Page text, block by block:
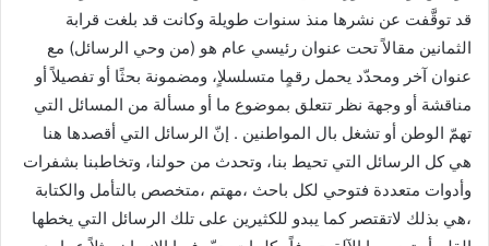
قد توقَّفت عن نشرها منذ سنوات طويلة وكانت قد بلغت قرابة
الثمانين مقالاً تحت عنوان رئيسي عام هو (من وحي الرسائل) مع
عنوان آخر ومحدّد يحمل رقمٍا متسلسلاٍ، ومضمونة بحثًا أو تفصيلاً أو
مناقشة أو وجهة نظر تتعلق بموضوع ما أو مسألة من المسائل التي
تهمّ الوطن أو تشغل بال المواطنين . إنّ الرسائل التي أقصدها هنا
هي كل الرسائل التي تحيط بنا، وتحدث من حولنا، وتخاطبنا بشفرات
وأدوات متعددة فتوحي لكل باحث ،مهتم ،متخصص بالتأمل والكتابة
،هي بذلك لاتقتصر كما يبدو للكثيرين على تلك الرسائل التي يخطها